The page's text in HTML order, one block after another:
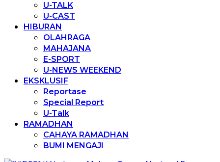
U-TALK
U-CAST
HIBURAN
OLAHRAGA
MAHAJANA
E-SPORT
U-NEWS WEEKEND
EKSKLUSIF
Reportase
Special Report
U-Talk
RAMADHAN
CAHAYA RAMADHAN
BUMI MENGAJI